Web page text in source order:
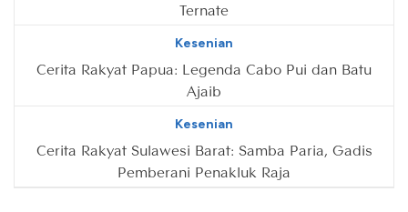
Ternate
Kesenian
Cerita Rakyat Papua: Legenda Cabo Pui dan Batu
Ajaib
Kesenian
Cerita Rakyat Sulawesi Barat: Samba Paria, Gadis
Pemberani Penakluk Raja